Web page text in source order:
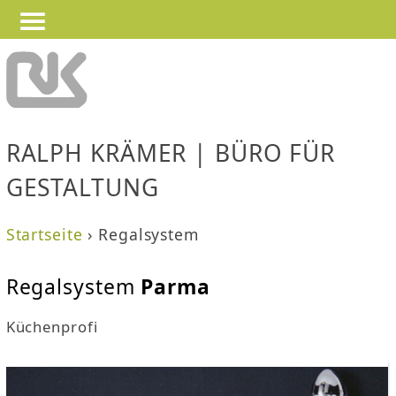
—
—
—
RALPH KRÄMER | BÜRO FÜR
GESTALTUNG
i
e
s
Startseite › Regalsystem
Regalsystem Parma
Küchenprofi